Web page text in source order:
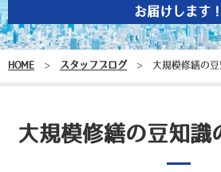
お届けします！
HOME > スタッフブログ > 大規模修繕の
大規模修繕の豆知識